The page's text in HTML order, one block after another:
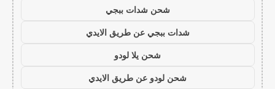
شحن شدات ببجي
شدات ببجي عن طريق الايدي
شحن يلا لودو
شحن لودو عن طريق الايدي